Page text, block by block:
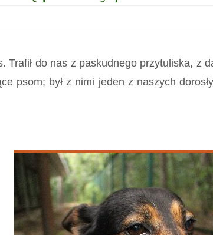
do nas z paskudnego przytuliska, z
psom; był z nimi jeden z naszych